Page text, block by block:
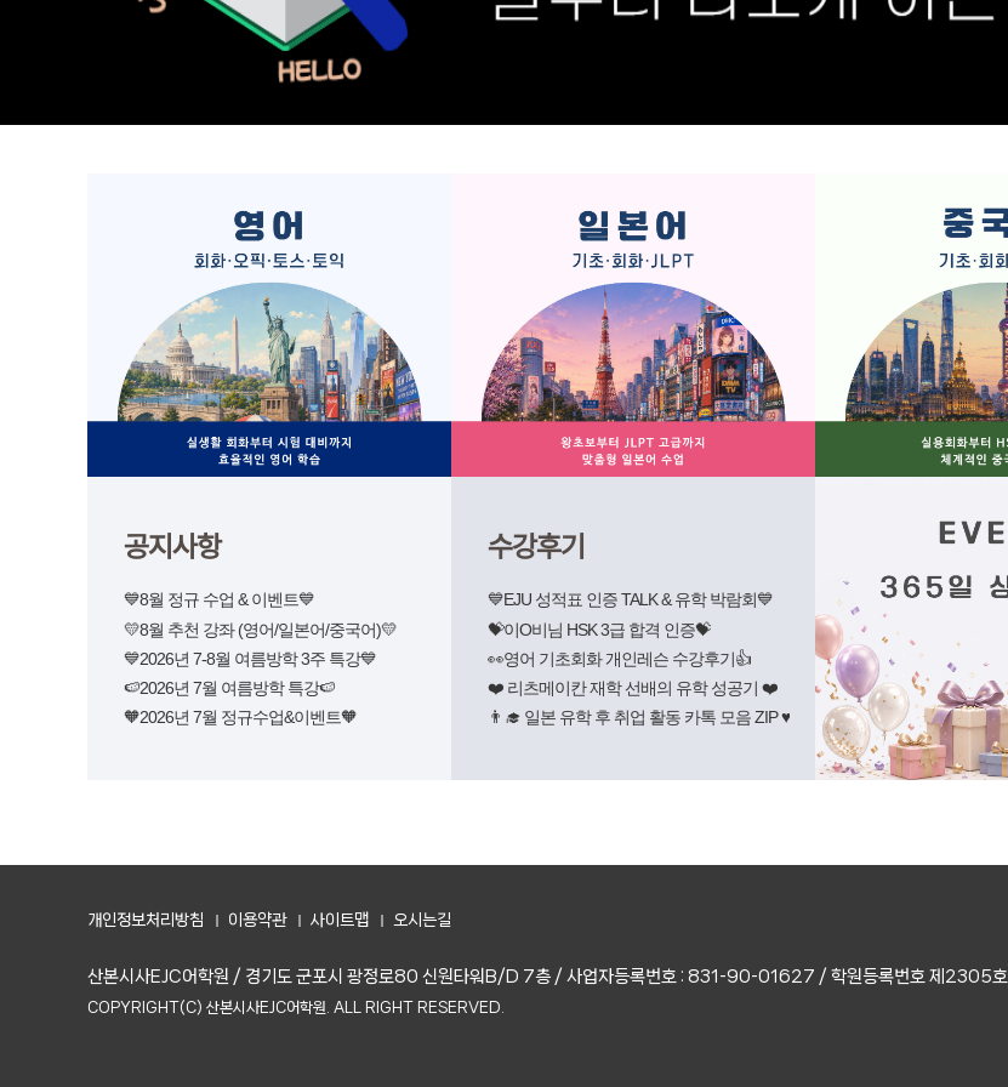
공지사항
💙8월 정규 수업 & 이벤트💙
💛8월 추천 강좌 (영어/일본어/중국어)💛
💙2026년 7-8월 여름방학 3주 특강💙
🍉2026년 7월 여름방학 특강🍉
🧡2026년 7월 정규수업&이벤트🧡
수강후기
💙EJU 성적표 인증 TALK & 유학 박람회💙
💝 이O비님 HSK 3급 합격 인증💝
👀영어 기초회화 개인레슨 수강후기👍
❤️ 리츠메이칸 재학 선배의 유학 성공기 ❤️
👨‍🎓 일본 유학 후 취업 활동 카톡 모음 ZIP ♥️
개인정보처리방침 이용약관 사이트맵 오시는길
산본시사EJC어학원 / 경기도 군포시 광정로80 신원타워B/D 7층 / 사업자등록번호 : 831-90-01627 / 학원등록번호 제2305호
COPYRIGHT(C) 산본시사EJC어학원. ALL RIGHT RESERVED.